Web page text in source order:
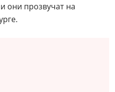
они прозвучат на